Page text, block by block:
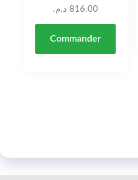
816.00 د.م.
Commander